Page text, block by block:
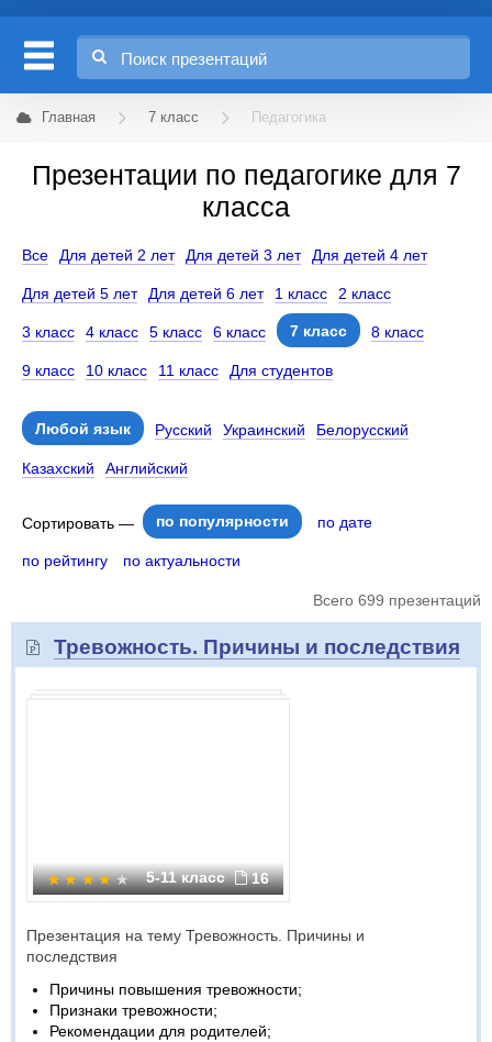
Главная 7 класс Педагогика
Презентации по педагогике для 7
класса
Все Для детей 2 лет Для детей 3 лет Для детей 4 лет
Для детей 5 лет Для детей 6 лет 1 класс 2 класс
3 класс 4 класс 5 класс 6 класс 7 класс 8 класс
9 класс 10 класс 11 класс Для студентов
Любой язык Русский Украинский Белорусский
Казахский Английский
Сортировать — по популярности по дате
по рейтингу по актуальности
Всего 699 презентаций
Тревожность. Причины и последствия
5-11 класс 16
Презентация на тему Тревожность. Причины и
последствия
Причины повышения тревожности;
Признаки тревожности;
Рекомендации для родителей;